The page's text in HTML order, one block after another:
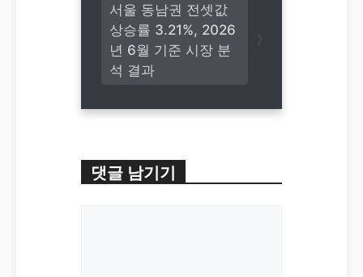
서울 동남권 전셋값
상승률 3.21%, 2026
년 6월 기준 시장 분
석 결과
댓글 남기기